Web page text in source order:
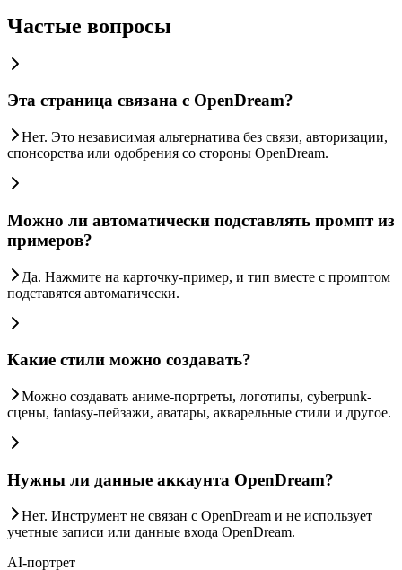
Частые вопросы
Эта страница связана с OpenDream?
Нет. Это независимая альтернатива без связи, авторизации,
спонсорства или одобрения со стороны OpenDream.
Можно ли автоматически подставлять промпт из
примеров?
Да. Нажмите на карточку-пример, и тип вместе с промптом
подставятся автоматически.
Какие стили можно создавать?
Можно создавать аниме-портреты, логотипы, cyberpunk-
сцены, fantasy-пейзажи, аватары, акварельные стили и другое.
Нужны ли данные аккаунта OpenDream?
Нет. Инструмент не связан с OpenDream и не использует
учетные записи или данные входа OpenDream.
AI-портрет